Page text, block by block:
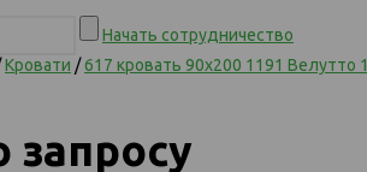
Начать сотрудничество
Кровати /617 кровать 90х200 1191 Велутто
запросу